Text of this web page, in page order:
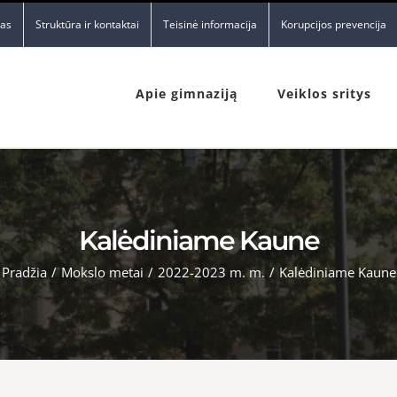
Struktūra ir kontaktai Teisinė informacija Korupcijos prevencija
Apie gimnaziją Veiklos sritys
Kalėdiniame Kaune
Pradžia / Mokslo metai / 2022-2023 m. m. / Kalėdiniame Kaune